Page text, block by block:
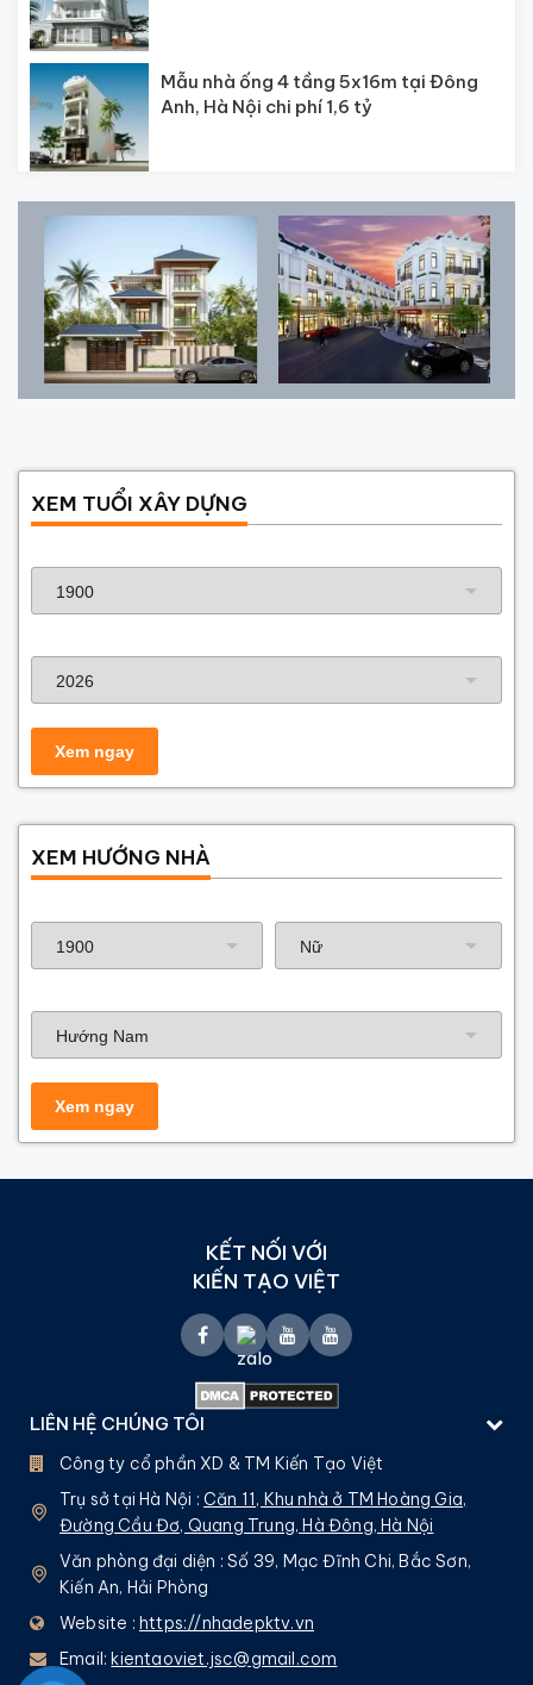
Mẫu nhà ống 4 tầng 5x16m tại Đông
Anh, Hà Nội chi phí 1,6 tỷ
XEM TUỔI XÂY DỰNG
XEM HƯỚNG NHÀ
KẾT NỐI VỚI
KIẾN TẠO VIỆT
LIÊN HỆ CHÚNG TÔI
Công ty cổ phần XD & TM Kiến Tạo Việt
Trụ sở tại Hà Nội : Căn 11, Khu nhà ở TM Hoàng Gia,
Đường Cầu Đơ, Quang Trung, Hà Đông, Hà Nội
Văn phòng đại diện : Số 39, Mạc Đĩnh Chi, Bắc Sơn,
Kiến An, Hải Phòng
Website : https://nhadepktv.vn
Email:kientaoviet.jsc@gmail.com